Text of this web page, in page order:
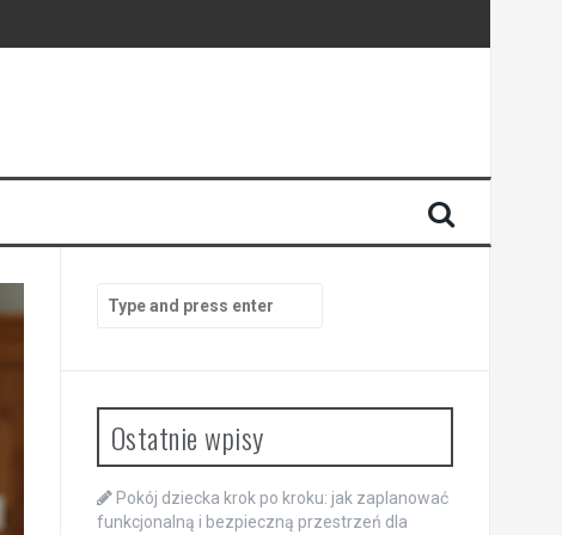
for:
Ostatnie wpisy
Pokój dziecka krok po kroku: jak zaplanować
funkcjonalną i bezpieczną przestrzeń dla